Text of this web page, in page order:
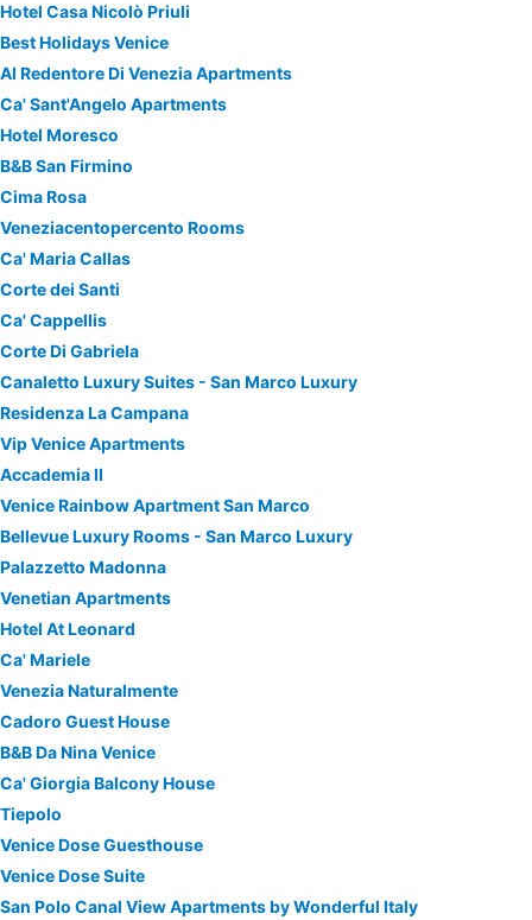
Hotel Casa Nicolò Priuli
Best Holidays Venice
Al Redentore Di Venezia Apartments
Ca' Sant'Angelo Apartments
Hotel Moresco
B&B San Firmino
Cima Rosa
Veneziacentopercento Rooms
Ca' Maria Callas
Corte dei Santi
Ca' Cappellis
Corte Di Gabriela
Canaletto Luxury Suites - San Marco Luxury
Residenza La Campana
Vip Venice Apartments
Accademia II
Venice Rainbow Apartment San Marco
Bellevue Luxury Rooms - San Marco Luxury
Palazzetto Madonna
Venetian Apartments
Hotel At Leonard
Ca' Mariele
Venezia Naturalmente
Cadoro Guest House
B&B Da Nina Venice
Ca' Giorgia Balcony House
Tiepolo
Venice Dose Guesthouse
Venice Dose Suite
San Polo Canal View Apartments by Wonderful Italy